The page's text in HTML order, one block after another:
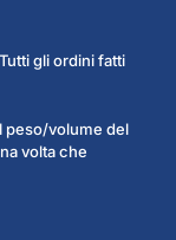
gli ordini fatti
peso/volume del
volta che